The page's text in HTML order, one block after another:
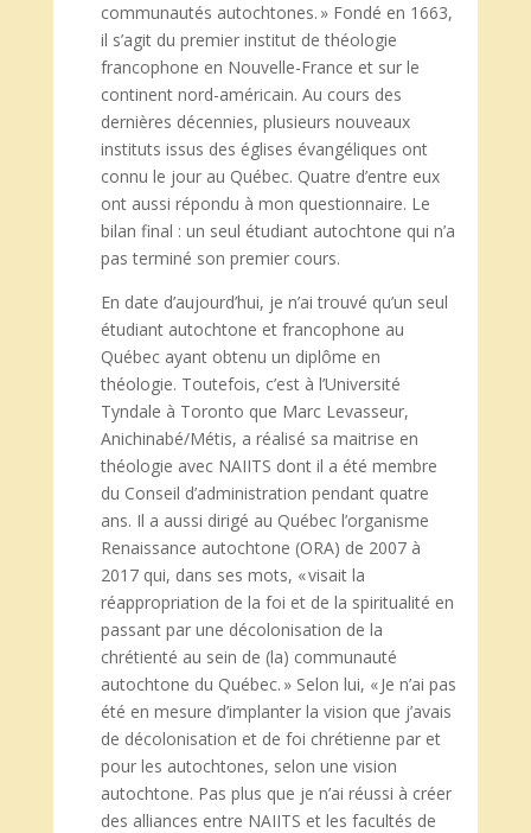
communautés autochtones. » Fondé en 1663,
il s’agit du premier institut de théologie
francophone en Nouvelle-France et sur le
continent nord-américain. Au cours des
dernières décennies, plusieurs nouveaux
instituts issus des églises évangéliques ont
connu le jour au Québec. Quatre d’entre eux
ont aussi répondu à mon questionnaire. Le
bilan final : un seul étudiant autochtone qui n’a
pas terminé son premier cours.
En date d’aujourd’hui, je n’ai trouvé qu’un seul
étudiant autochtone et francophone au
Québec ayant obtenu un diplôme en
théologie. Toutefois, c’est à l’Université
Tyndale à Toronto que Marc Levasseur,
Anichinabé/Métis, a réalisé sa maitrise en
théologie avec NAIITS dont il a été membre
du Conseil d’administration pendant quatre
ans. Il a aussi dirigé au Québec l’organisme
Renaissance autochtone (ORA) de 2007 à
2017 qui, dans ses mots, « visait la
réappropriation de la foi et de la spiritualité en
passant par une décolonisation de la
chrétienté au sein de (la) communauté
autochtone du Québec. » Selon lui, « Je n’ai pas
été en mesure d’implanter la vision que j’avais
de décolonisation et de foi chrétienne par et
pour les autochtones, selon une vision
autochtone. Pas plus que je n’ai réussi à créer
des alliances entre NAIITS et les facultés de